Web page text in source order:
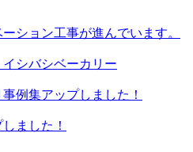
ション工事が進んでいます。
シバシベーカリー
例集アップしました！
ました！